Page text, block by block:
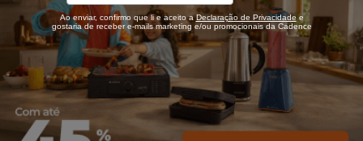
Ao enviar, confirmo que li e aceito aDeclaração de Privacidade e
gostaria de receber e-mails marketing e/ou promocionais da Cadence
Chaleiras Elétricas
Cafeteiras
Fritadeiras
Pranchas